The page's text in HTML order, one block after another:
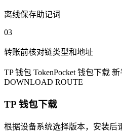
离线保存助记词
03
转账前核对链类型和地址
TP 钱包 TokenPocket 钱包下载 新
DOWNLOAD ROUTE
TP 钱包下载
根据设备系统选择版本，安装后